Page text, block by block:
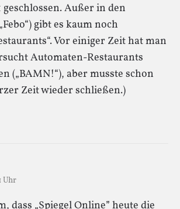
geschlossen. Außer in den
gibt es kaum noch
Vor einiger Zeit hat man
Automaten-Restaurants
(„BAMN!“), aber musste schon
Zeit wieder schließen.)
Uhr
dass „Spiegel Online” heute die